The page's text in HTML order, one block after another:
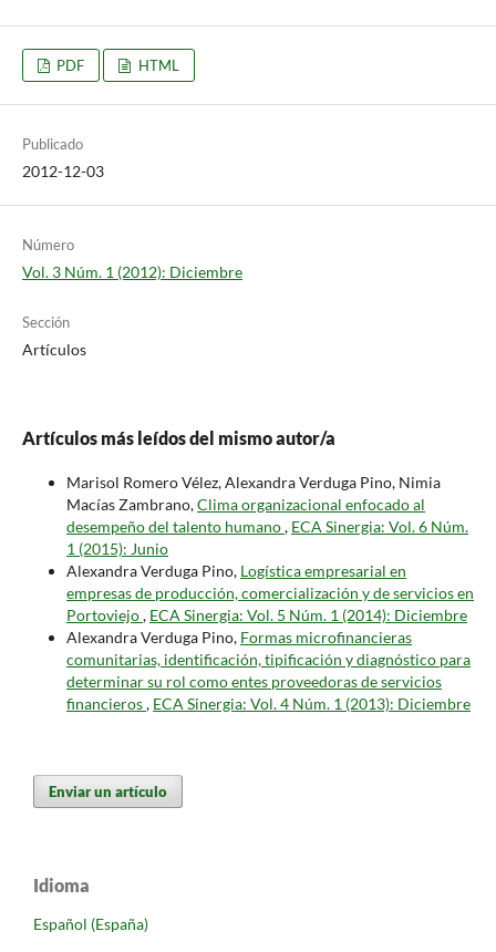
PDF HTML
Publicado
2012-12-03
Número
Vol. 3 Núm. 1 (2012): Diciembre
Sección
Artículos
Artículos más leídos del mismo autor/a
Marisol Romero Vélez, Alexandra Verduga Pino, Nimia
Macías Zambrano,Clima organizacional enfocado al
desempeño del talento humano, ECA Sinergia: Vol. 6 Núm.
1 (2015): Junio
Alexandra Verduga Pino, Logística empresarial en
empresas de producción, comercialización y de servicios en
Portoviejo, ECA Sinergia: Vol. 5 Núm. 1 (2014): Diciembre
Alexandra Verduga Pino, Formas microfinancieras
comunitarias, identificación, tipificación y diagnóstico para
determinar su rol como entes proveedoras de servicios
financieros, ECA Sinergia: Vol. 4 Núm. 1 (2013): Diciembre
Enviar un artículo
Idioma
Español (España)